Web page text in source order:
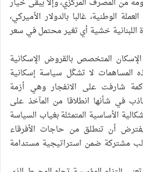
الوطنية، غالبا بالدولار الأميركي،
اللبنانية خشية أي تغير محتمل في سعر
المتخصص بالقروض الإسكانية
لا تشكّل سياسة إسكانية
شارفت على الانفجار وهي أزمة
في شأنها انطلاقا من المآخذ على
الأساسية المتمثلة بغياب السياسة
يفترض أن تنطلق من حاجات الأفرقاء
مشتركة ضمن استراتيجية مستدامة